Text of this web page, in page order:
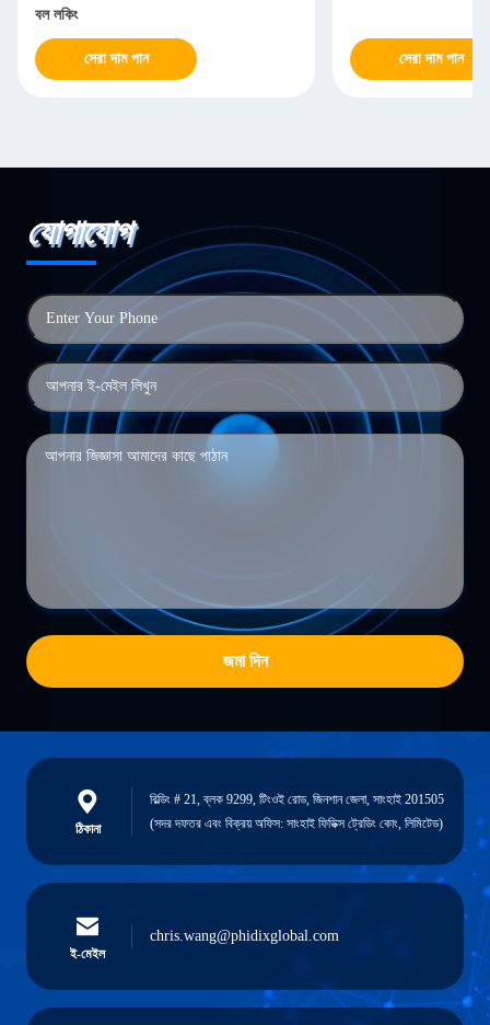
বল লকিং
সেরা দাম পান সেরা দাম পান
যোগাযোগ
জমা দিন
ঠিকানা
বিল্ডিং # 21, ব্লক 9299, টিংওই রোড, জিনশান জেলা, সাংহাই 201505
(সদর দফতর এবং বিক্রয় অফিস: সাংহাই ফিডিক্স ট্রেডিং কোং, লিমিটেড)
ই-মেইল
chris.wang@phidixglobal.com